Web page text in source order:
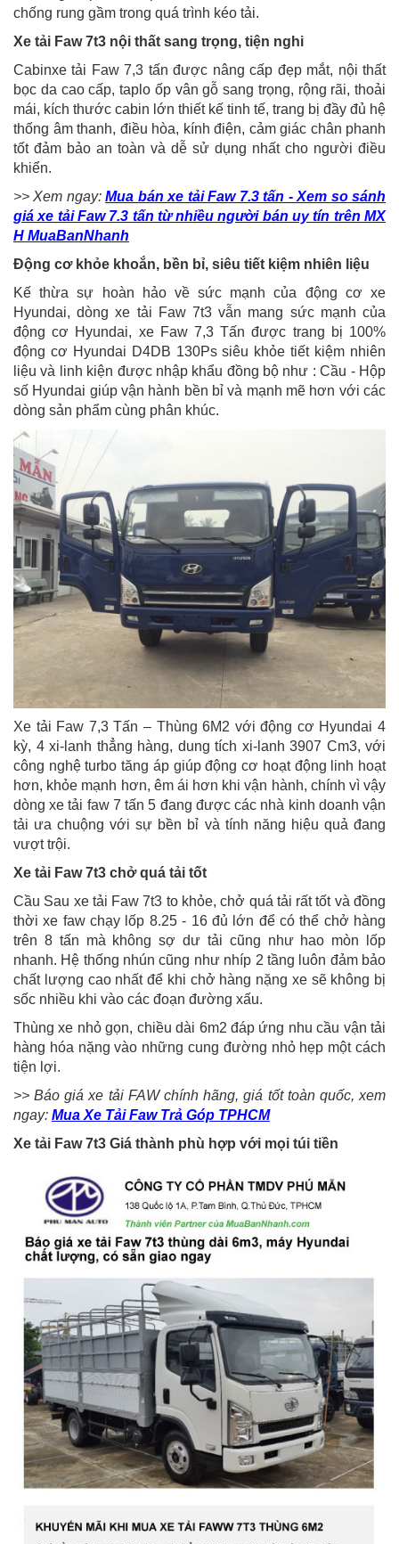
chống rung gầm trong quá trình kéo tải.
Xe tải Faw 7t3 nội thất sang trọng, tiện nghi
Cabinxe tải Faw 7,3 tấn được nâng cấp đẹp mắt, nội thất
bọc da cao cấp, taplo ốp vân gỗ sang trọng, rộng rãi, thoải
mái, kích thước cabin lớn thiết kế tinh tế, trang bị đầy đủ hệ
thống âm thanh, điều hòa, kính điện, cảm giác chân phanh
tốt đảm bảo an toàn và dễ sử dụng nhất cho người điều
khiển.
>> Xem ngay:Mua bán xe tải Faw 7.3 tấn - Xem so sánh
giá xe tải Faw 7.3 tấn từ nhiều người bán uy tín trên MX
H MuaBanNhanh
Động cơ khỏe khoắn, bền bỉ, siêu tiết kiệm nhiên liệu
Kế thừa sự hoàn hảo về sức mạnh của động cơ xe
Hyundai, dòng xe tải Faw 7t3 vẫn mang sức mạnh của
động cơ Hyundai, xe Faw 7,3 Tấn được trang bị 100%
động cơ Hyundai D4DB 130Ps siêu khỏe tiết kiệm nhiên
liệu và linh kiện được nhập khẩu đồng bộ như : Cầu - Hộp
số Hyundai giúp vận hành bền bỉ và mạnh mẽ hơn với các
dòng sản phẩm cùng phân khúc.
Xe tải Faw 7,3 Tấn – Thùng 6M2 với động cơ Hyundai 4
kỳ, 4 xi-lanh thẳng hàng, dung tích xi-lanh 3907 Cm3, với
công nghệ turbo tăng áp giúp động cơ hoạt động linh hoạt
hơn, khỏe mạnh hơn, êm ái hơn khi vận hành, chính vì vậy
dòng xe tải faw 7 tấn 5 đang được các nhà kinh doanh vận
tải ưa chuộng với sự bền bỉ và tính năng hiệu quả đang
vượt trội.
Xe tải Faw 7t3 chở quá tải tốt
Cầu Sau xe tải Faw 7t3 to khỏe, chở quá tải rất tốt và đồng
thời xe faw chạy lốp 8.25 - 16 đủ lớn để có thể chở hàng
trên 8 tấn mà không sợ dư tải cũng như hao mòn lốp
nhanh. Hệ thống nhún cũng như nhíp 2 tầng luôn đảm bảo
chất lượng cao nhất để khi chở hàng nặng xe sẽ không bị
sốc nhiều khi vào các đoạn đường xấu.
Thùng xe nhỏ gọn, chiều dài 6m2 đáp ứng nhu cầu vận tải
hàng hóa nặng vào những cung đường nhỏ hẹp một cách
tiện lợi.
>> Báo giá xe tải FAW chính hãng, giá tốt toàn quốc, xem
ngay: Mua Xe Tải Faw Trả Góp TPHCM
Xe tải Faw 7t3 Giá thành phù hợp với mọi túi tiền